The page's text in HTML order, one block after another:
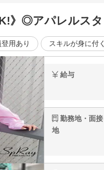
》◎アパレルス
用あり スキルが身に付く
給与
勤務地・面接
地